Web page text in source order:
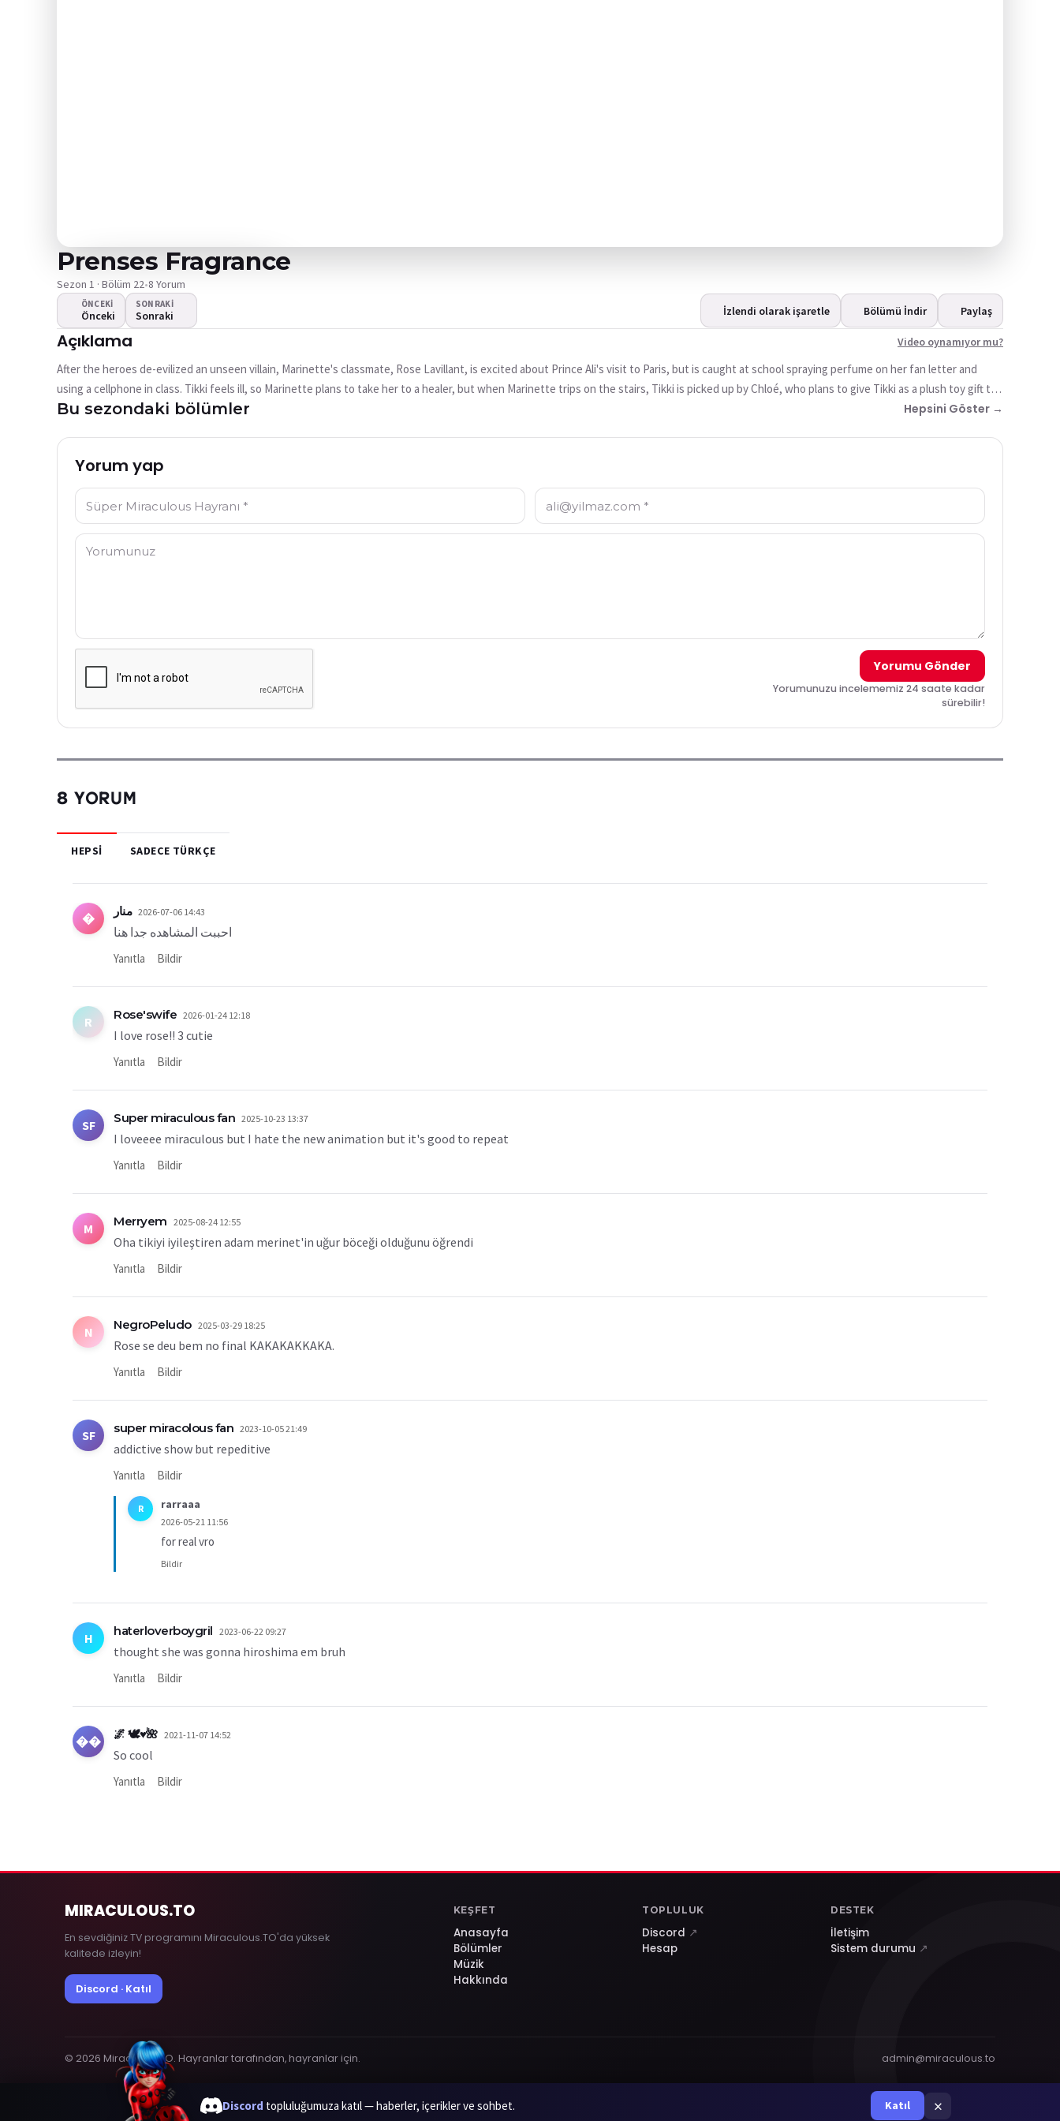
Discord topluluğumuza katıl — haberler, içerikler ve sohbet. Katıl ×
Video oynamıyor
Tekrar Dene
Prenses Fragrance
Sezon 1 · Bölüm 22•8 Yorum
ÖNCEKI
Önceki
SONRAKI
Sonraki İzlendi olarak işaretle Bölümü İndir Paylaş
Açıklama Video oynamıyor mu?
After the heroes de-evilized an unseen villain, Marinette's classmate, Rose Lavillant, is excited about Prince Ali's visit to Paris, but is caught at school spraying perfume on her fan letter and
using a cellphone in class. Tikki feels ill, so Marinette plans to take her to a healer, but when Marinette trips on the stairs, Tikki is picked up by Chloé, who plans to give Tikki as a plush toy gift to
Prince Ali. Chloé tears up Rose's letter, telling Rose that Prince Ali has no interest in her. Hurt, Rose succumbs to Hawk Moth's akuma and becomes Princess Fragrance, a corrupted noble whose
Bu sezondaki bölümler Hepsini Göster →
Yorum yap
İsim: * E-posta: *
Yorum: *
Yorumu Gönder
Yorumunuzu incelememiz 24 saate kadar
sürebilir!
8 YORUM
HEPSI SADECE TÜRKÇE
� منار 2026-07-06 14:43
احببت المشاهده جدا هنا
Yanıtla Bildir
R Rose'swife 2026-01-24 12:18
I love rose!! 3 cutie
Yanıtla Bildir
SF Super miraculous fan 2025-10-23 13:37
I loveeee miraculous but I hate the new animation but it's good to repeat
Yanıtla Bildir
M Merryem 2025-08-24 12:55
Oha tikiyi iyileştiren adam merinet'in uğur böceği olduğunu öğrendi
Yanıtla Bildir
N NegroPeludo 2025-03-29 18:25
Rose se deu bem no final KAKAKAKKAKA.
Yanıtla Bildir
SF super miracolous fan 2023-10-05 21:49
addictive show but repeditive
Yanıtla Bildir
R rarraaa
2026-05-21 11:56
for real vro
Bildir
H haterloverboygril 2023-06-22 09:27
thought she was gonna hiroshima em bruh
Yanıtla Bildir
�� 🌌 🕊️♥️🌺 2021-11-07 14:52
So cool
Yanıtla Bildir
MIRACULOUS.TO
En sevdiğiniz TV programını Miraculous.TO'da yüksek
kalitede izleyin!
Discord · Katıl
KEŞFET
Anasayfa
Bölümler
Müzik
Hakkında
TOPLULUK
Discord ↗
Hesap
DESTEK
İletişim
Sistem durumu ↗
© 2026 MiraculousTO. Hayranlar tarafından, hayranlar için. admin@miraculous.to